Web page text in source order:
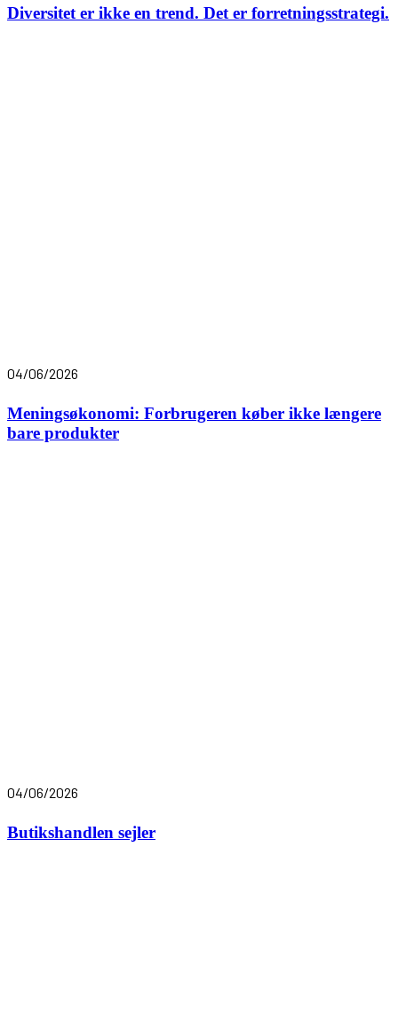
Diversitet er ikke en trend. Det er forretningsstrategi.
04/06/2026
Meningsøkonomi: Forbrugeren køber ikke længere
bare produkter
04/06/2026
Butikshandlen sejler